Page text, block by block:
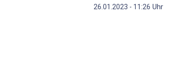
26.01.2023 - 11:26 Uhr